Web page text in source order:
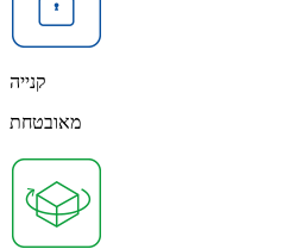
קנייה
מאובטחת